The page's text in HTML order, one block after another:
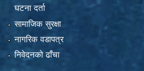
घटना दर्ता
सामाजिक सुरक्षा
नागरिक वडापत्र
निवेदनको ढाँचा